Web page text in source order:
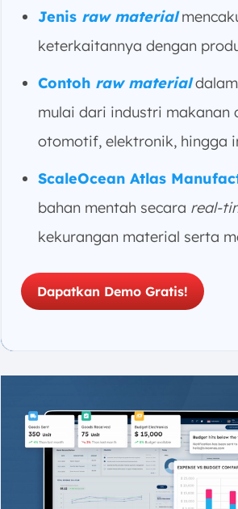
Jenis raw material
keterkaitannya dengan
Contoh raw material
mulai dari industri makanan
otomotif, elektronik, hingga
ScaleOcean Atlas
bahan mentah secara real-
kekurangan material serta
Dapatkan Demo Gratis!